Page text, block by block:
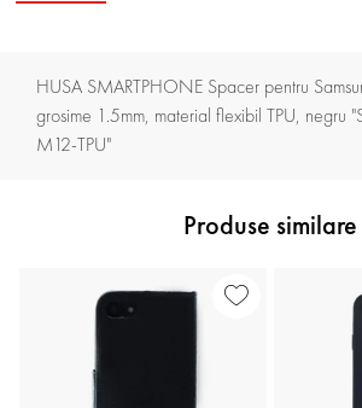
HUSA SMARTPHONE Spacer pentru
grosime 1.5mm, material flexibil TPU, negru
M12-TPU"
Produse similare